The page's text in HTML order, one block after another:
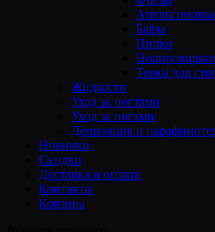
Бафы
Пилки
Полировщики
Терки для
Жидкости
Уход за ногтями
Уход за ногами
Депиляция и
Новинки
Скидки
Доставка и оплата
Контакты
Корзина